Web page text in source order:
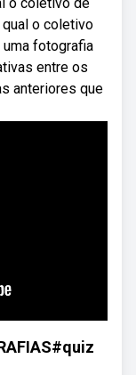
o coletivo
fotografia
entre os
anteriores que